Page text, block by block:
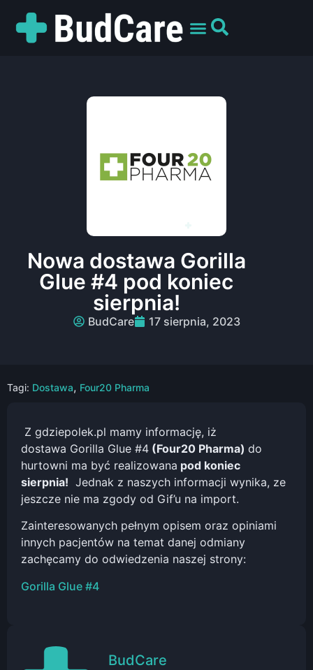
Nowa dostawa Gorilla
Glue #4 pod koniec
sierpnia!
BudCare 17 sierpnia, 2023
Tagi: Dostawa, Four20 Pharma
Z gdziepolek.pl mamy informację, iż
dostawa Gorilla Glue #4 (Four20 Pharma) do
hurtowni ma być realizowana pod koniec
sierpnia! Jednak z naszych informacji wynika, ze
jeszcze nie ma zgody od Gif’u na import.
Zainteresowanych pełnym opisem oraz opiniami
innych pacjentów na temat danej odmiany
zachęcamy do odwiedzenia naszej strony:
Gorilla Glue #4
BudCare